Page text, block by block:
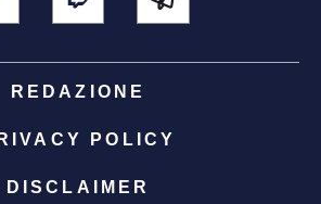
REDAZIONE
POLICY
DISCLAIMER